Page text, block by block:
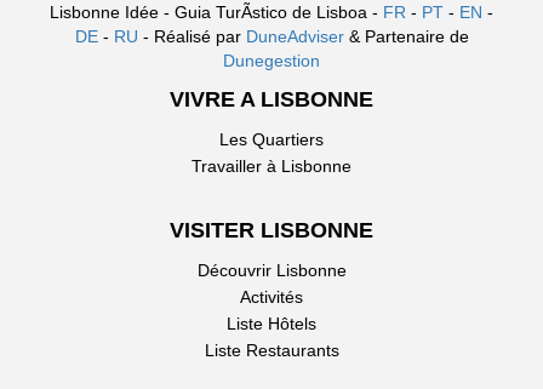
Lisbonne Idée - Guia TurÃ­stico de Lisboa - FR - PT - EN -
DE- RU - Réalisé par DuneAdviser & Partenaire de
Dunegestion
VIVRE A LISBONNE
Les Quartiers
Travailler à Lisbonne
VISITER LISBONNE
Découvrir Lisbonne
Activités
Liste Hôtels
Liste Restaurants